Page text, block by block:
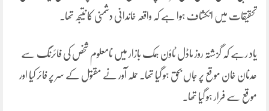
تحقیقات میں انکشاف ہوا ہے کہ واقعہ خاندانی دشمنی کا نتیجہ تھا۔
یاد رہے کہ گزشتہ روز ماڈل ٹاؤن ہمک بازار میں نامعلوم شخص کی فائرنگ سے
عدنان خان موقع پر جاں بحق ہو گیا تھا۔ حملہ آور نے مقتول کے سر پر فائر کیا اور
موقع سے فرار ہو گیا تھا۔